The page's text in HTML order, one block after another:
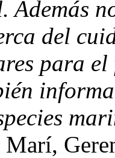
Además
del
para